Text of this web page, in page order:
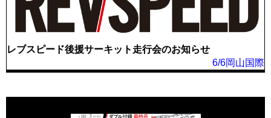
レブスピード後援サーキット走行会のお知らせ
6/6岡山国際